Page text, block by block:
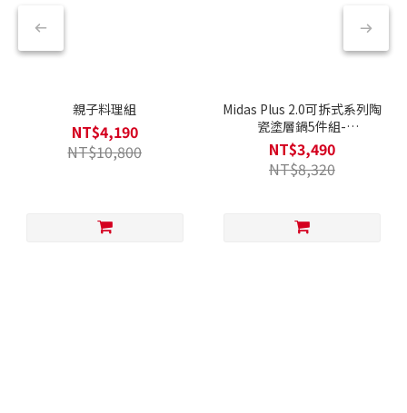
親子料理組
NT$4,190
NT$10,800
Midas Plus 2.0可拆式系列陶
瓷塗層鍋5件組-
Chouchou(Q導全覆底/IH爐
可用，不挑爐具)
NT$3,490
NT$8,320